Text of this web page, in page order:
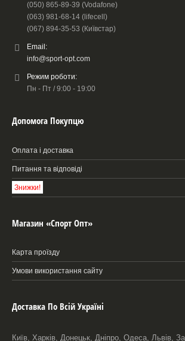
(050) 865-89-39 (Vodafone)
(063) 981-68-14 (lifecell)
(067) 894-35-53 (Київстар)
Email:
info@sport-opt.com
Режим роботи:
Пн - Пт / 9:00 - 19:00
Допомога Покупцю
Оплата і доставка
Питання та відповіді
Знижки!
Магазин «Спорт Опт»
Карта проїзду
Умови використання сайту
Доставка По Всій Україні
Київ, Харків, Донецьк, Дніпро, Одеса, Львів,